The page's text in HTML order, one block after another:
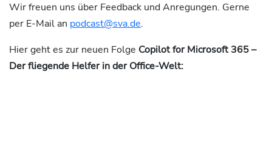
Wir freuen uns über Feedback und Anregungen. Gerne
per E-Mail an podcast@sva.de.
Hier geht es zur neuen Folge Copilot for Microsoft 365 –
Der fliegende Helfer in der Office-Welt: